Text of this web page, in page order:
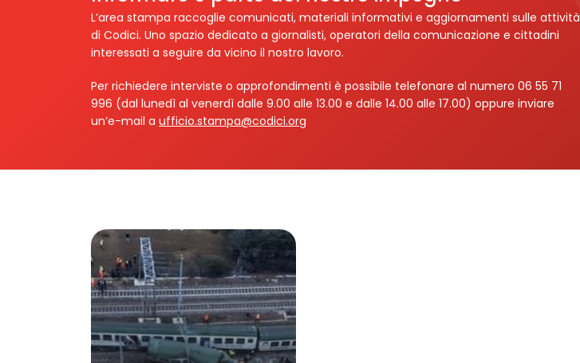
L’area stampa raccoglie comunicati, materiali informativi e aggiornamenti sulle attività
di Codici. Uno spazio dedicato a giornalisti, operatori della comunicazione e cittadini
interessati a seguire da vicino il nostro lavoro.
Per richiedere interviste o approfondimenti è possibile telefonare al numero 06 55 71
996 (dal lunedì al venerdì dalle 9.00 alle 13.00 e dalle 14.00 alle 17.00) oppure inviare
un’e-mail a ufficio.stampa@codici.org